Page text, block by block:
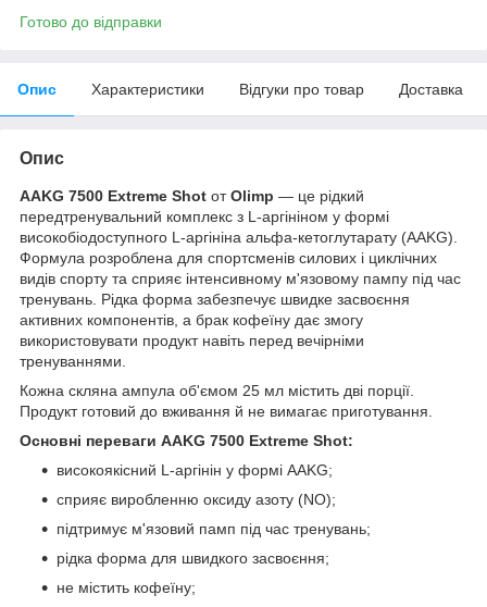
Готово до відправки
Опис Характеристики Відгуки про товар Доставка
Опис
AAKG 7500 Extreme Shot отOlimp — це рідкий
передтренувальний комплекс з L-аргініном у формі
високобіодоступного L-аргініна альфа-кетоглутарату (AAKG).
Формула розроблена для спортсменів силових і циклічних
видів спорту та сприяє інтенсивному м'язовому пампу під час
тренувань. Рідка форма забезпечує швидке засвоєння
активних компонентів, а брак кофеїну дає змогу
використовувати продукт навіть перед вечірніми
тренуваннями.
Кожна скляна ампула об'ємом 25 мл містить дві порції.
Продукт готовий до вживання й не вимагає приготування.
Основні переваги AAKG 7500 Extreme Shot:
високоякісний L-аргінін у формі AAKG;
сприяє виробленню оксиду азоту (NO);
підтримує м'язовий памп під час тренувань;
рідка форма для швидкого засвоєння;
не містить кофеїну;